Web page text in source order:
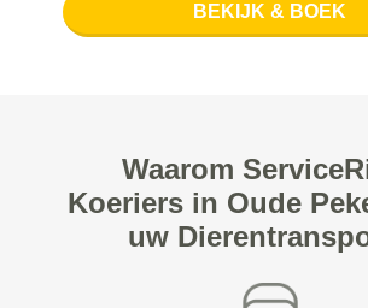
BEKIJK & BOEK
Waarom
Koeriers in Oude
uw